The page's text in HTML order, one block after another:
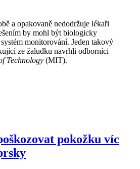
a opakovaně nedodržuje lékaři
by mohl být biologicky
monitorování. Jeden takový
ze žaludku navrhli odborníci
Technology (MIT).
pokožku víc